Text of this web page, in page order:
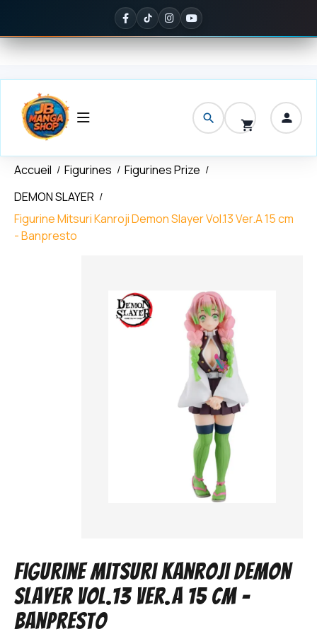
✦ Noté 5/5 sur Google
Accueil Figurines
Figurines Prize
DEMON SLAYER
Figurine Mitsuri Kanroji Demon Slayer Vol.13 Ver.A 15 cm
- Banpresto
Figurine Mitsuri Kanroji Demon
Slayer Vol.13 Ver.A 15 cm -
Banpresto
Panneau de gestion des cookies